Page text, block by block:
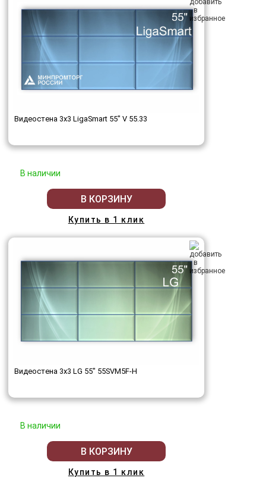
Видеостена 3x3 LigaSmart 55" V 55.33
В наличии
В КОРЗИНУ
Купить в 1 клик
Видеостена 3x3 LG 55" 55SVM5F-H
В наличии
В КОРЗИНУ
Купить в 1 клик